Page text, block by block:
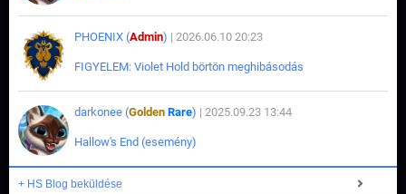
PHOENIX (Admin) | 2026.06.10 20:23
FIGYELEM: Violet Hold börtön meghibásodás
darkonee (Golden Rare) | 2025.09.23 13:44
Hallow's End (esemény)
+ HS Blog beküldése